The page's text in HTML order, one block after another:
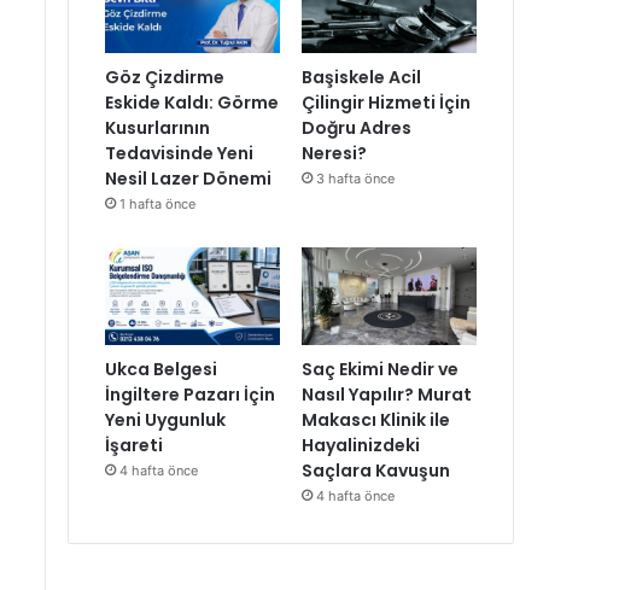
Göz Çizdirme
Eskide Kaldı: Görme
Kusurlarının
Tedavisinde Yeni
Nesil Lazer Dönemi
1 hafta önce
Başiskele Acil
Çilingir Hizmeti İçin
Doğru Adres
Neresi?
3 hafta önce
Ukca Belgesi
İngiltere Pazarı İçin
Yeni Uygunluk
İşareti
4 hafta önce
Saç Ekimi Nedir ve
Nasıl Yapılır? Murat
Makascı Klinik ile
Hayalinizdeki
Saçlara Kavuşun
4 hafta önce